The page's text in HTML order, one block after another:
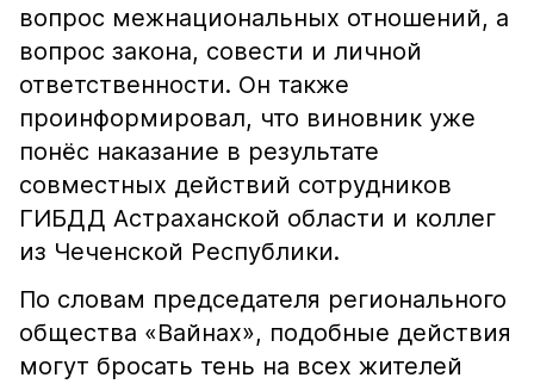
вопрос межнациональных отношений, а
вопрос закона, совести и личной
ответственности. Он также
проинформировал, что виновник уже
понёс наказание в результате
совместных действий сотрудников
ГИБДД Астраханской области и коллег
из Чеченской Республики.
По словам председателя регионального
общества «Вайнах», подобные действия
могут бросать тень на всех жителей